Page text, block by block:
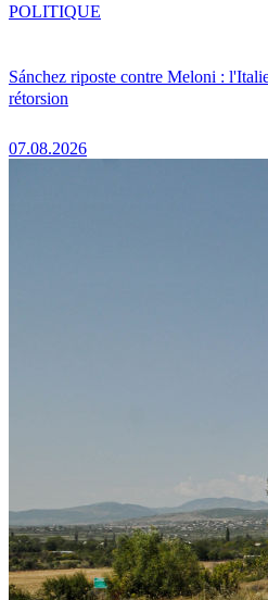
Sánchez riposte contre Meloni :
rétorsion
07.08.2026
POLITIQUE